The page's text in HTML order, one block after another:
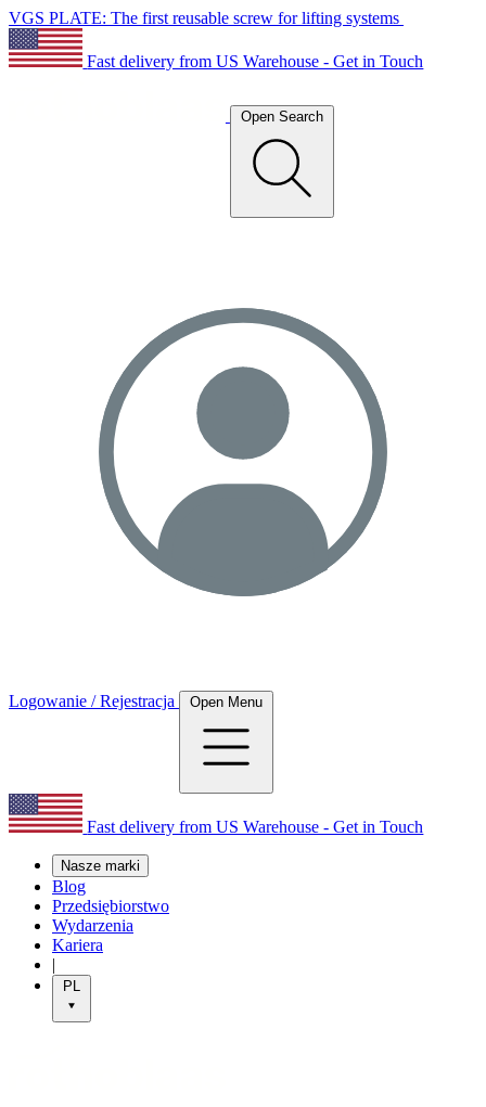
VGS PLATE: The first reusable screw for lifting systems
Fast delivery from US Warehouse - Get in Touch
Open Search
Logowanie / Rejestracja Open Menu
Fast delivery from US Warehouse - Get in Touch
Nasze marki
Blog
Przedsiębiorstwo
Wydarzenia
Kariera
|
PL